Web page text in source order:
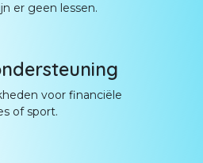
er geen lessen.
voor financiële
of sport.